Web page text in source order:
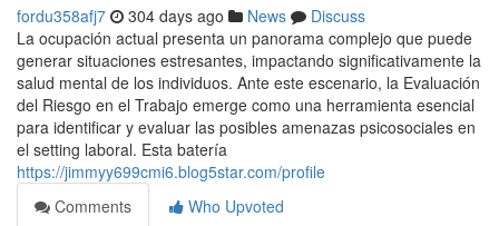
fordu358afj7 304 days ago News
Discuss
La ocupación actual presenta un panorama complejo que puede
generar situaciones estresantes, impactando significativamente la
salud mental de los individuos. Ante este escenario, la Evaluación
del Riesgo en el Trabajo emerge como una herramienta esencial
para identificar y evaluar las posibles amenazas psicosociales en
el setting laboral. Esta batería
https://jimmyy699cmi6.blog5star.com/profile
Comments
Who Upvoted